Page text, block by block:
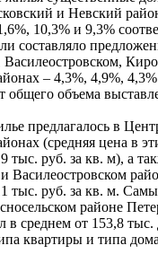
и Невский
10,3% и 9,3%
составляло
– 4,3%, 4,9%,
общего объема
предлагалось в
(средняя цена в
тыс. руб. за кв. м), а
Василеостровском
тыс. руб. за кв. м.
районе
в среднем от 153,8 тыс.
квартиры и типа